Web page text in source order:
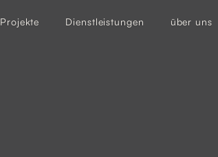
Projekte Dienstleistungen über uns